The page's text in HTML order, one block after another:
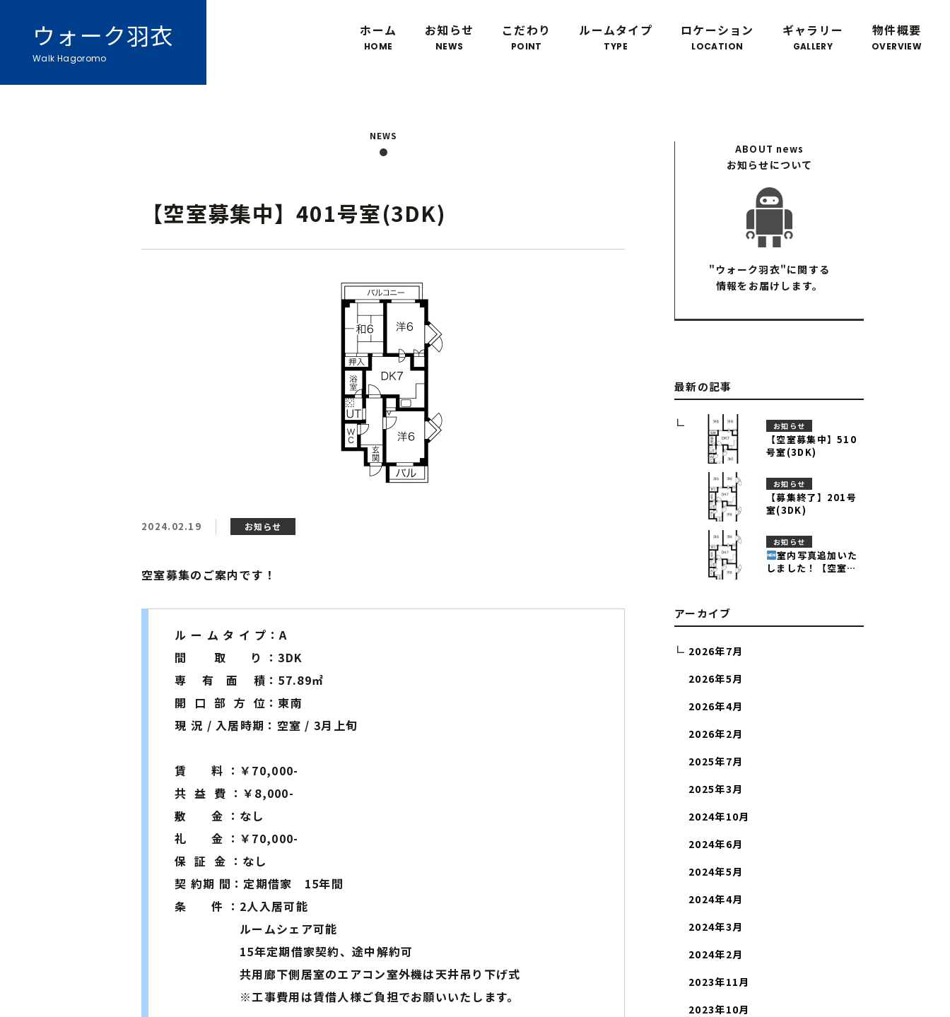
ウォーク羽衣
Walk Hagoromo
ホーム
HOME
お知らせ
NEWS
こだわり
POINT
ルームタイプ
TYPE
ロケーション
LOCATION
ギャラリー
GALLERY
物件概要
OVERVIEW
【空室募集中】401号室(3DK)
NEWS
2024.02.19 お知らせ
空室募集のご案内です！
ル ー ム タ イ プ：A
間 取 り ：3DK
専 有 面 積：57.89㎡
開 口 部 方 位：東南
現 況 / 入居時期：空室 / 3月上旬
賃 料 ：￥70,000-
共 益 費 ：￥8,000-
敷 金 ：なし
礼 金 ：￥70,000-
保 証 金 ：なし
契 約期 間：定期借家 15年間
条 件 ：2人入居可能
ルームシェア可能
15年定期借家契約、途中解約可
共用廊下側居室のエアコン室外機は天井吊り下げ式
※工事費用は賃借人様ご負担でお願いいたします。
ABOUT news
お知らせについて
"ウォーク羽衣"に関する
情報をお届けします。
最新の記事
お知らせ
【空室募集中】510
号室(3DK)
お知らせ
【募集終了】201号
室(3DK)
お知らせ
室内写真追加いた
しました！【空室募
アーカイブ
2026年7月
2026年5月
2026年4月
2026年2月
2025年7月
2025年3月
2024年10月
2024年6月
2024年5月
2024年4月
2024年3月
2024年2月
2023年11月
2023年10月